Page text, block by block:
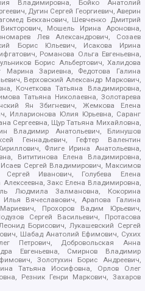
Владимировна, Бойко Анатолий
Дугин Сергей Георгиевич, Аверин
Бекханович, Шевченко Дмитрий
Мошель Ирина Ароновна,
Лев Александрович, Созаев
Борис Юльевич, Исакова Ирина
Романова Ольга Евгеньевна,
Борис Альбертович, Халидова
Зариевна, Федотова Галина
Верховский Александр Маркович,
Кочеткова Татьяна Владимировна,
Татьяна Николаевна, Золотарева
Ян Збигневич, Жемкова Елена
Илларионова Юлия Юрьевна, Саранг
Сергеевна, Щур Татьяна Михайловна,
Владимир Анатольевич, Блинушов
Геннадьевич, Гефтер Валентин
Флиге Ирина Анатольевна,
Вититинова Елена Владимировна,
Сергей Владимирович, Максимов
Иванович, Голубева Елена
Закс Елена Владимировна,
Людмила Залмановна, Кокорина
Вячеславович, Арапова Галина
Прохоров Вадим Юрьевич,
Сергей Васильевич, Протасова
Борисович, Лукашевский Сергей
Шабад Анатолий Ефимович, Сухих
Петрович, Добровольская Анна
Евгеньевна, Смирнов Владимир
Золотухин Борис Андреевич,
Татьяна Иосифовна, Орлов Олег
Резник Генри Маркович, Захаров